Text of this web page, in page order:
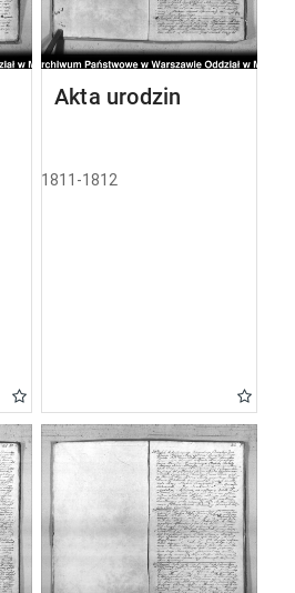
Akta urodzin
1811-1812